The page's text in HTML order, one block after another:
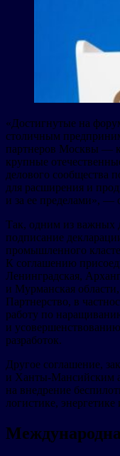
«Достигнутые на
столичным
партнеров Москвы —
крупные
делового сообщества
для расширения и
и за ее пределами», —
Так, одним из важных
подписание
промышленного
К соглашению
Ленинградская,
и Мурманская
Партнерство, в
работу по
и
разработок.
Другое соглашение,
и Ханты-Мансийским
на внедрение
логистике,